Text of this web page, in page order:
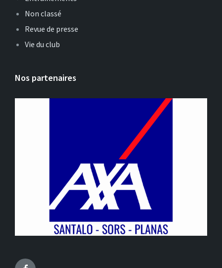
Non classé
Revue de presse
Vie du club
Nos partenaires